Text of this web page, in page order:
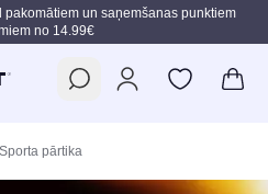
un saņemšanas punktiem
no 14.99€
Sporta pārtika